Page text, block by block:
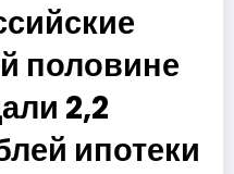
половине
2,2
ипотеки